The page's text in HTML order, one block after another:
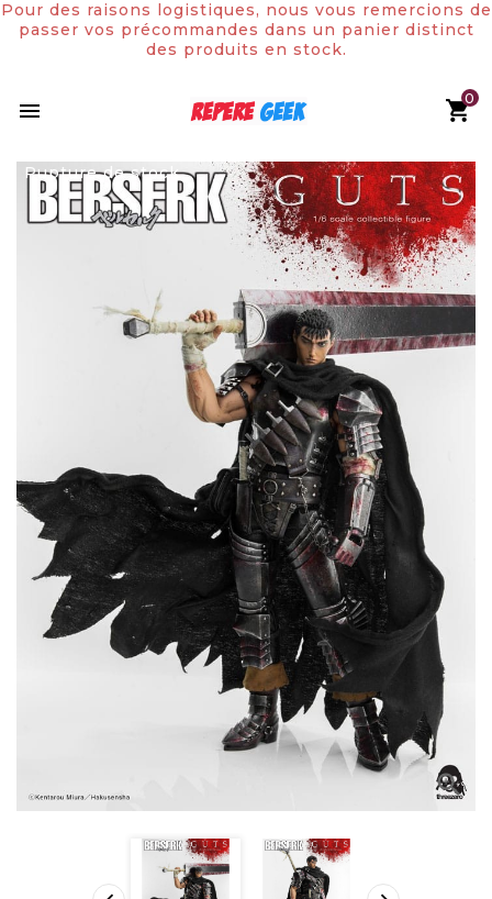

Pour des raisons logistiques, nous vous remercions de
passer vos précommandes dans un panier distinct
des produits en stock.
0
Rupture de stock
